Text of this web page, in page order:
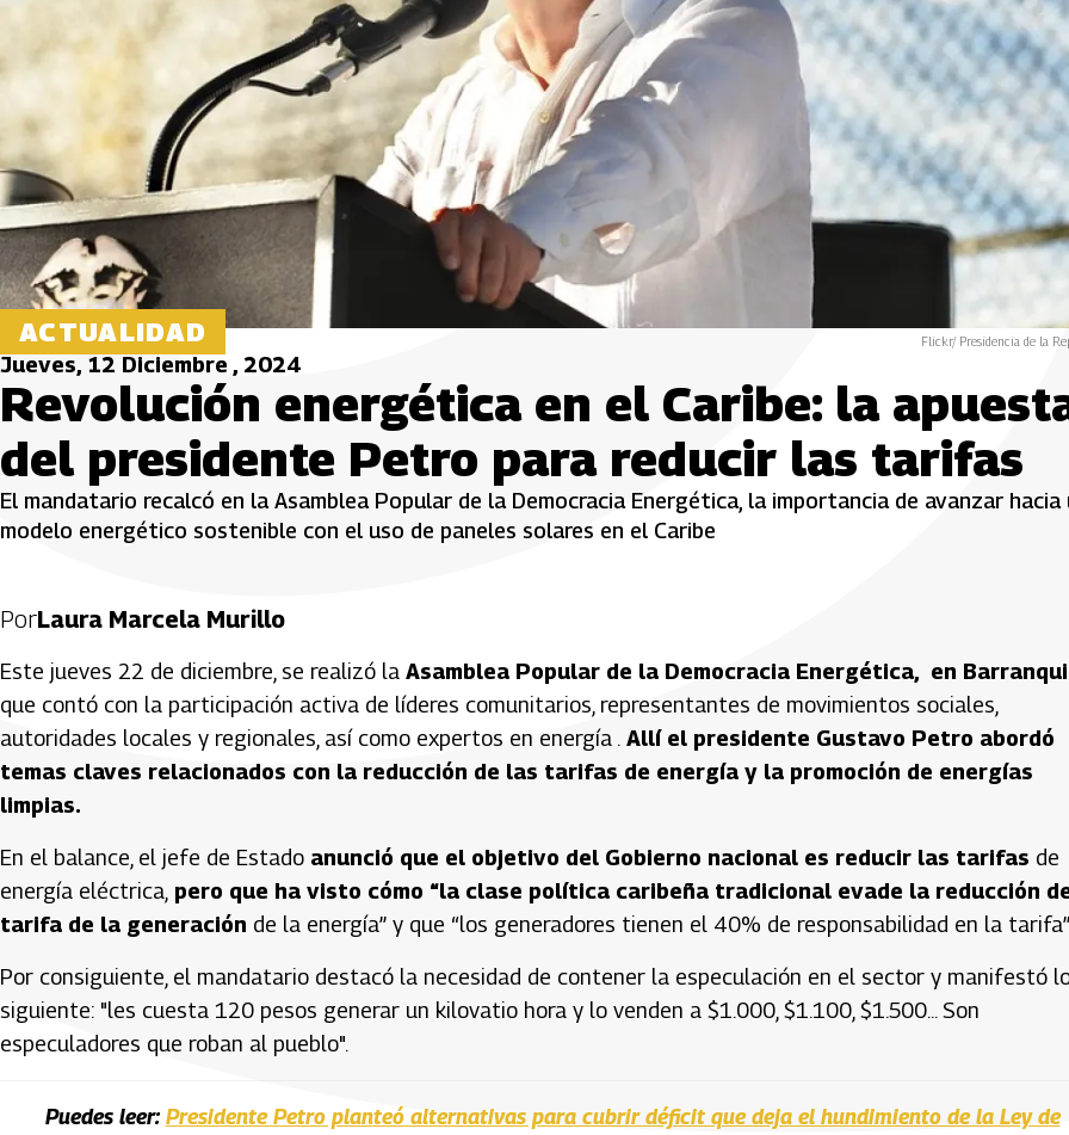
ACTUALIDAD Flickr/ Presidencia de la
Jueves, 12 Diciembre , 2024
Revolución energética en el Caribe: la
del presidente Petro para reducir las tarifas
El mandatario recalcó en la Asamblea Popular de la Democracia Energética, la importancia de avanzar hacia
modelo energético sostenible con el uso de paneles solares en el Caribe
PorLaura Marcela Murillo
Este jueves 22 de diciembre, se realizó la Asamblea Popular de la Democracia Energética, en
que contó con la participación activa de líderes comunitarios, representantes de movimientos sociales,
autoridades locales y regionales, así como expertos en energía . Allí el presidente Gustavo Petro abordó
temas claves relacionados con la reducción de las tarifas de energía y la promoción de energías
limpias.
En el balance, el jefe de Estado anunció que el objetivo del Gobierno nacional es reducir las tarifas de
energía eléctrica, pero que ha visto cómo “la clase política caribeña tradicional evade la reducción
tarifa de la generación de la energía” y que “los generadores tienen el 40% de responsabilidad en la
Por consiguiente, el mandatario destacó la necesidad de contener la especulación en el sector y manifestó
siguiente: "les cuesta 120 pesos generar un kilovatio hora y lo venden a $1.000, $1.100, $1.500... Son
especuladores que roban al pueblo".
Puedes leer: Presidente Petro planteó alternativas para cubrir déficit que deja el hundimiento de la Ley de